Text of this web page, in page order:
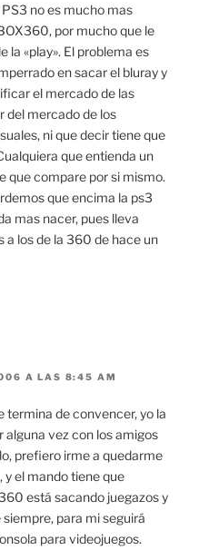
no es mucho mas
por mucho que le
la «play». El problema es
en sacar el bluray y
el mercado de las
del mercado de los
ni que decir tiene que
que entienda un
que compare por si mismo.
que encima la ps3
mas nacer, pues lleva
a los de la 360 de hace un
A LAS 8:45 AM
termina de convencer, yo la
alguna vez con los amigos
prefiero irme a quedarme
y el mando tiene que
está sacando juegazos y
siempre, para mi seguirá
para videojuegos.